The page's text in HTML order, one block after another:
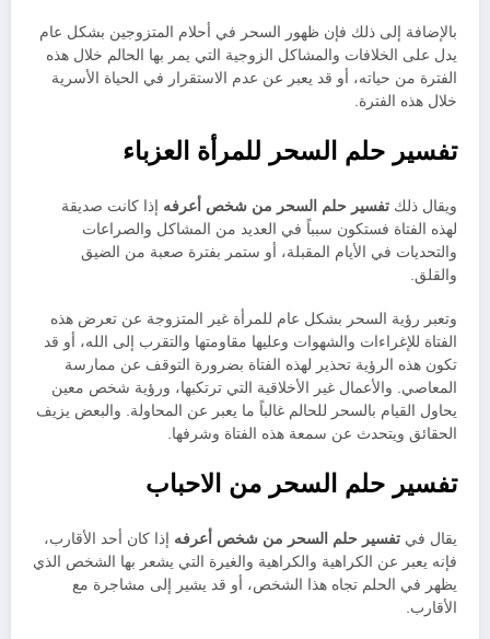
بالإضافة إلى ذلك فإن ظهور السحر في أحلام المتزوجين بشكل عام
يدل على الخلافات والمشاكل الزوجية التي يمر بها الحالم خلال هذه
الفترة من حياته، أو قد يعبر عن عدم الاستقرار في الحياة الأسرية
خلال هذه الفترة.
تفسير حلم السحر للمرأة العزباء
ويقال ذلك تفسير حلم السحر من شخص أعرفه إذا كانت صديقة
لهذه الفتاة فستكون سبباً في العديد من المشاكل والصراعات
والتحديات في الأيام المقبلة، أو ستمر بفترة صعبة من الضيق
والقلق.
وتعبر رؤية السحر بشكل عام للمرأة غير المتزوجة عن تعرض هذه
الفتاة للإغراءات والشهوات وعليها مقاومتها والتقرب إلى الله، أو قد
تكون هذه الرؤية تحذير لهذه الفتاة بضرورة التوقف عن ممارسة
المعاصي. والأعمال غير الأخلاقية التي ترتكبها، ورؤية شخص معين
يحاول القيام بالسحر للحالم غالباً ما يعبر عن المحاولة. والبعض يزيف
الحقائق ويتحدث عن سمعة هذه الفتاة وشرفها.
تفسير حلم السحر من الاحباب
يقال في تفسير حلم السحر من شخص أعرفه إذا كان أحد الأقارب،
فإنه يعبر عن الكراهية والكراهية والغيرة التي يشعر بها الشخص الذي
يظهر في الحلم تجاه هذا الشخص، أو قد يشير إلى مشاجرة مع
الأقارب.